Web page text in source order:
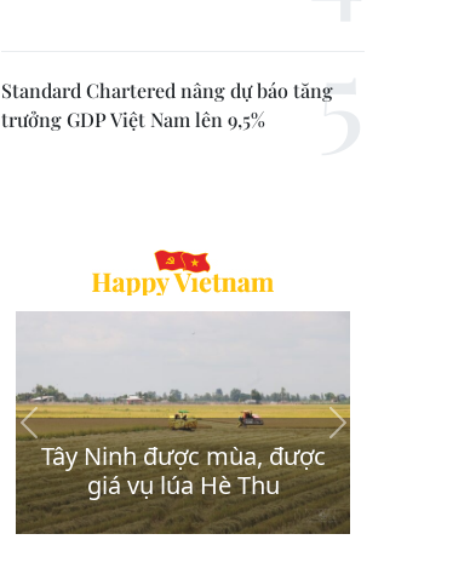
Standard Chartered nâng dự báo tăng
trưởng GDP Việt Nam lên 9,5%